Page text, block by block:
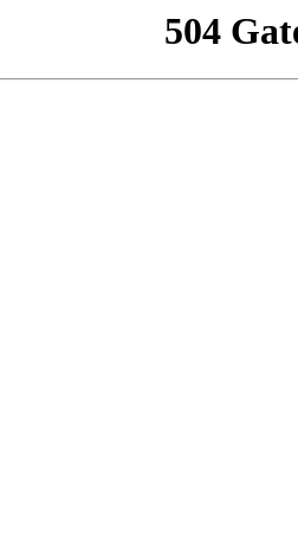
504